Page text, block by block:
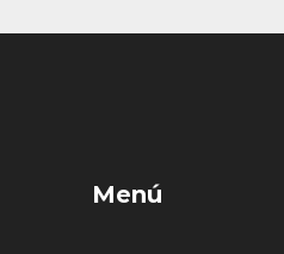
Menú